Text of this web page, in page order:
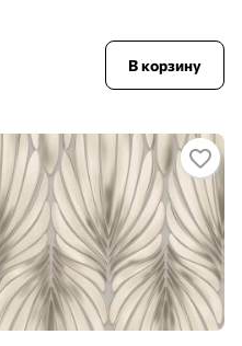
В корзину